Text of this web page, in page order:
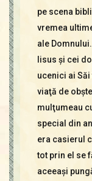
pe scena
vremea
ale
Iisus şi cei
ucenici ai Săi
viaţă de
mulţumeau
special din
era casierul
tot prin el se
aceeaşi